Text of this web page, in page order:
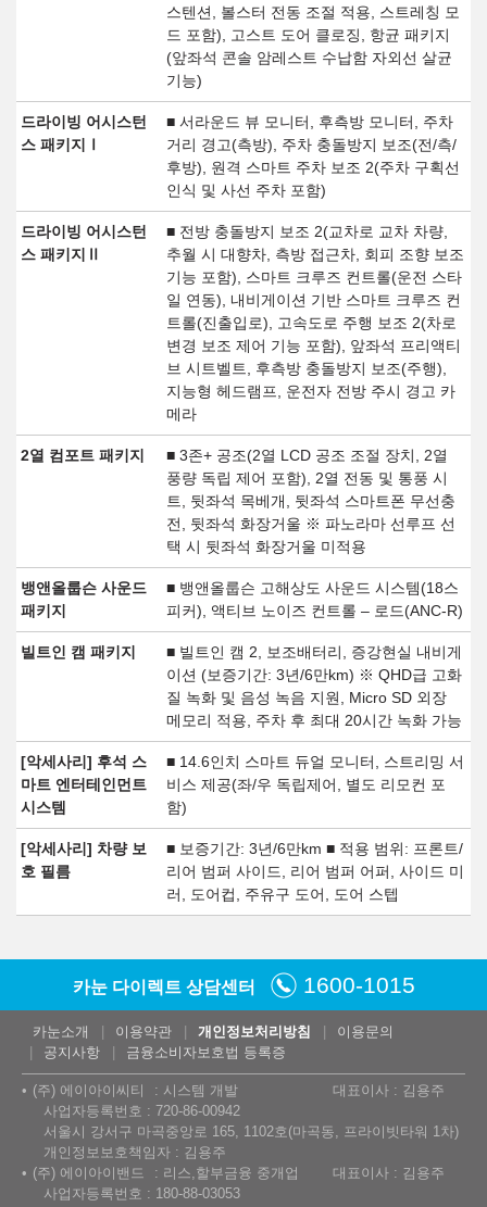
스텐션, 볼스터 전동 조절 적용, 스트레칭 모
드 포함), 고스트 도어 클로징, 항균 패키지
(앞좌석 콘솔 암레스트 수납함 자외선 살균
기능)
드라이빙 어시스턴
스 패키지Ⅰ
■ 서라운드 뷰 모니터, 후측방 모니터, 주차
거리 경고(측방), 주차 충돌방지 보조(전/측/
후방), 원격 스마트 주차 보조 2(주차 구획선
인식 및 사선 주차 포함)
드라이빙 어시스턴
스 패키지Ⅱ
■ 전방 충돌방지 보조 2(교차로 교차 차량,
추월 시 대향차, 측방 접근차, 회피 조향 보조
기능 포함), 스마트 크루즈 컨트롤(운전 스타
일 연동), 내비게이션 기반 스마트 크루즈 컨
트롤(진출입로), 고속도로 주행 보조 2(차로
변경 보조 제어 기능 포함), 앞좌석 프리액티
브 시트벨트, 후측방 충돌방지 보조(주행),
지능형 헤드램프, 운전자 전방 주시 경고 카
메라
2열 컴포트 패키지
■ 3존+ 공조(2열 LCD 공조 조절 장치, 2열
풍량 독립 제어 포함), 2열 전동 및 통풍 시
트, 뒷좌석 목베개, 뒷좌석 스마트폰 무선충
전, 뒷좌석 화장거울 ※ 파노라마 선루프 선
택 시 뒷좌석 화장거울 미적용
뱅앤올룹슨 사운드
패키지
■ 뱅앤올룹슨 고해상도 사운드 시스템(18스
피커), 액티브 노이즈 컨트롤 – 로드(ANC-R)
빌트인 캠 패키지
■ 빌트인 캠 2, 보조배터리, 증강현실 내비게
이션 (보증기간: 3년/6만km) ※ QHD급 고화
질 녹화 및 음성 녹음 지원, Micro SD 외장
메모리 적용, 주차 후 최대 20시간 녹화 가능
[악세사리] 후석 스
마트 엔터테인먼트
시스템
■ 14.6인치 스마트 듀얼 모니터, 스트리밍 서
비스 제공(좌/우 독립제어, 별도 리모컨 포
함)
[악세사리] 차량 보
호 필름
■ 보증기간: 3년/6만km ■ 적용 범위: 프론트/
리어 범퍼 사이드, 리어 범퍼 어퍼, 사이드 미
러, 도어컵, 주유구 도어, 도어 스텝
카눈 다이렉트 상담센터 1600-1015
카눈소개 이용약관 개인정보처리방침
이용문의
공지사항
금융소비자보호법 등록증
(주) 에이아이씨티 시스템 개발
대표이사 : 김용주
사업자등록번호 : 720-86-00942
서울시 강서구 마곡중앙로 165, 1102호(마곡동, 프라이빗타워 1차)
개인정보보호책임자 : 김용주
(주) 에이아이밴드
리스,할부금융 중개업
대표이사 : 김용주
사업자등록번호 : 180-88-03053